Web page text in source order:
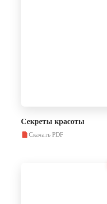
Секреты красоты
Скачать PDF